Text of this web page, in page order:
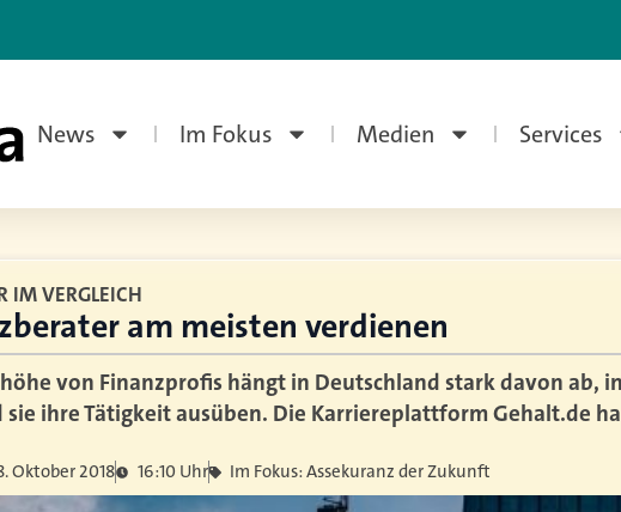
News Im Fokus Medien Services
IM VERGLEICH
am meisten verdienen
von Finanzprofis hängt in Deutschland stark davon ab,
sie ihre Tätigkeit ausüben. Die Karriereplattform Gehalt.de
Oktober 2018 16:10 Uhr Im Fokus: Assekuranz der Zukunft